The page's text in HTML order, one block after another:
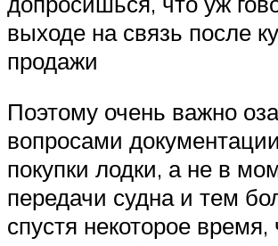
выходе на связь после
продажи
Поэтому очень важно
вопросами
покупки лодки, а не в
передачи судна и тем
спустя некоторое время,